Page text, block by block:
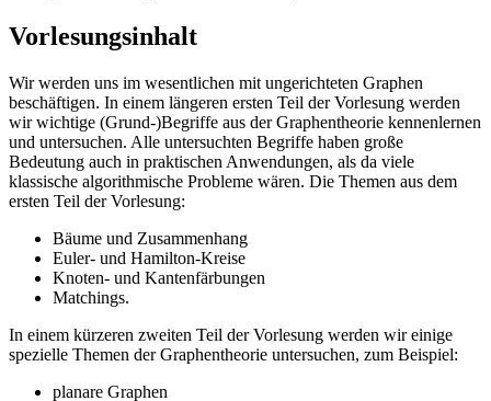
Vorlesungsinhalt
Wir werden uns im wesentlichen mit ungerichteten Graphen
beschäftigen. In einem längeren ersten Teil der Vorlesung werden
wir wichtige (Grund-)Begriffe aus der Graphentheorie kennenlernen
und untersuchen. Alle untersuchten Begriffe haben große
Bedeutung auch in praktischen Anwendungen, als da viele
klassische algorithmische Probleme wären. Die Themen aus dem
ersten Teil der Vorlesung:
Bäume und Zusammenhang
Euler- und Hamilton-Kreise
Knoten- und Kantenfärbungen
Matchings.
In einem kürzeren zweiten Teil der Vorlesung werden wir einige
spezielle Themen der Graphentheorie untersuchen, zum Beispiel:
planare Graphen